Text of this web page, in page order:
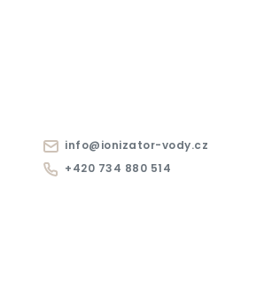
info@ionizator-vody.cz
+420 734 880 514